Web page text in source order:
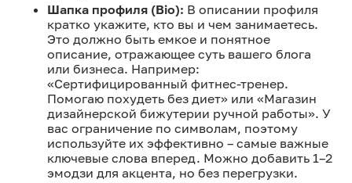
Шапка профиля (Bio): В описании профиля
кратко укажите, кто вы и чем занимаетесь.
Это должно быть емкое и понятное
описание, отражающее суть вашего блога
или бизнеса. Например:
«Сертифицированный фитнес-тренер.
Помогаю похудеть без диет» или «Магазин
дизайнерской бижутерии ручной работы». У
вас ограничение по символам, поэтому
используйте их эффективно – самые важные
ключевые слова вперед. Можно добавить 1–2
эмодзи для акцента, но без перегрузки.